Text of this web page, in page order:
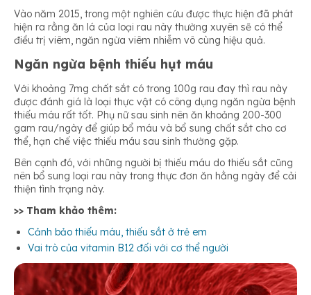
Vào năm 2015, trong một nghiên cứu được thực hiện đã phát
hiện ra rằng ăn lá của loại rau này thường xuyên sẽ có thể
điều trị viêm, ngăn ngừa viêm nhiễm vô cùng hiệu quả.
Ngăn ngừa bệnh thiếu hụt máu
Với khoảng 7mg chất sắt có trong 100g rau đay thì rau này
được đánh giá là loại thực vật có công dụng ngăn ngừa bệnh
thiếu máu rất tốt. Phụ nữ sau sinh nên ăn khoảng 200-300
gam rau/ngày để giúp bổ máu và bổ sung chất sắt cho cơ
thể, hạn chế việc thiếu máu sau sinh thường gặp.
Bên cạnh đó, với những người bị thiếu máu do thiếu sắt cũng
nên bổ sung loại rau này trong thực đơn ăn hằng ngày để cải
thiện tình trạng này.
>> Tham khảo thêm:
Cảnh bảo thiếu máu, thiếu sắt ở trẻ em
Vai trò của vitamin B12 đối với cơ thể người